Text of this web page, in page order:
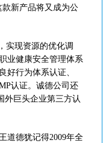
新产品将又成为公
实现资源的优化调
业健康安全管理体系
好行为体系认证、
认证。诚德公司还
外巨头企业第三方认
道德犹记得2009年全